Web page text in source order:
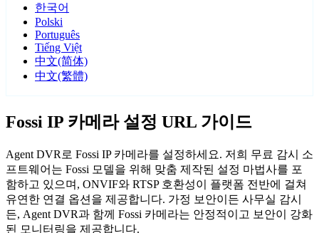
한국어
Polski
Português
Tiếng Việt
中文(简体)
中文(繁體)
Fossi IP 카메라 설정 URL 가이드
Agent DVR로 Fossi IP 카메라를 설정하세요. 저희 무료 감시 소
프트웨어는 Fossi 모델을 위해 맞춤 제작된 설정 마법사를 포
함하고 있으며, ONVIF와 RTSP 호환성이 플랫폼 전반에 걸쳐
유연한 연결 옵션을 제공합니다. 가정 보안이든 사무실 감시
든, Agent DVR과 함께 Fossi 카메라는 안정적이고 보안이 강화
된 모니터링을 제공합니다.